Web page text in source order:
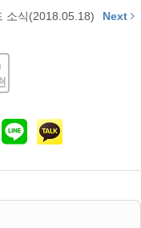
소식(2018.05.18) Next